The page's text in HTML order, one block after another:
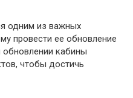
одним из важных
провести ее обновление
кабины
чтобы достичь